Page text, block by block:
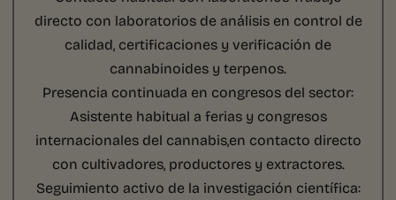
directo con laboratorios de análisis en control de
calidad, certificaciones y verificación de
cannabinoides y terpenos.
Presencia continuada en congresos del sector:
Asistente habitual a ferias y congresos
internacionales del cannabis,en contacto directo
con cultivadores, productores y extractores.
Seguimiento activo de la investigación científica: